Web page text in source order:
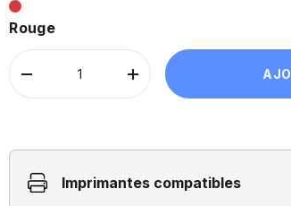
Rouge
-
Imprimantes compatibles